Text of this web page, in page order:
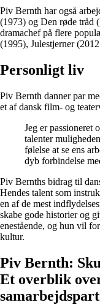
Piv Bernth har også
(1973) og Den røde tråd
dramachef på flere
(1995), Julestjerner
Personligt liv
Piv Bernth danner par
et af dansk film- og
Jeg er passioneret
talenter
følelse at se ens
dyb forbindelse
Piv Bernths bidrag til
Hendes talent som
en af de mest
skabe gode historier og
enestående, og hun vil
kultur.
Piv Bernth:
Et overblik